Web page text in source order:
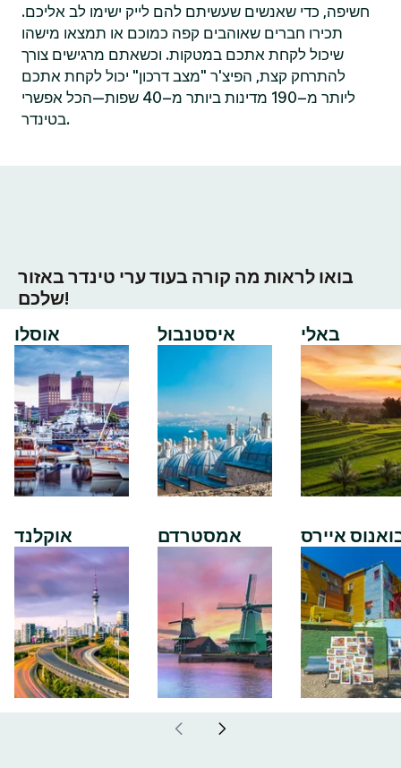
חשיפה, כדי שאנשים שעשיתם להם לייק ישימו לב אליכם.
תכירו חברים שאוהבים קפה כמוכם או תמצאו מישהו
שיכול לקחת אתכם במטקות. וכשאתם מרגישים צורך
להתרחק קצת, הפיצ'ר "מצב דרכון" יכול לקחת אתכם
ליותר מ–190 מדינות ביותר מ–40 שפות—הכל אפשרי
בטינדר.
בואו לראות מה קורה בעוד ערי טינדר באזור
שלכם!
אוסלו
אוקלנד
איסטנבול
אמסטרדם
באלי
איירס